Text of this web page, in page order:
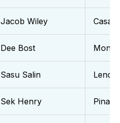
Jacob Wiley
Dee Bost
Sasu Salin
Sek Henry Pinar